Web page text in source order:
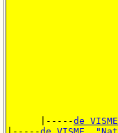
      |-----
de